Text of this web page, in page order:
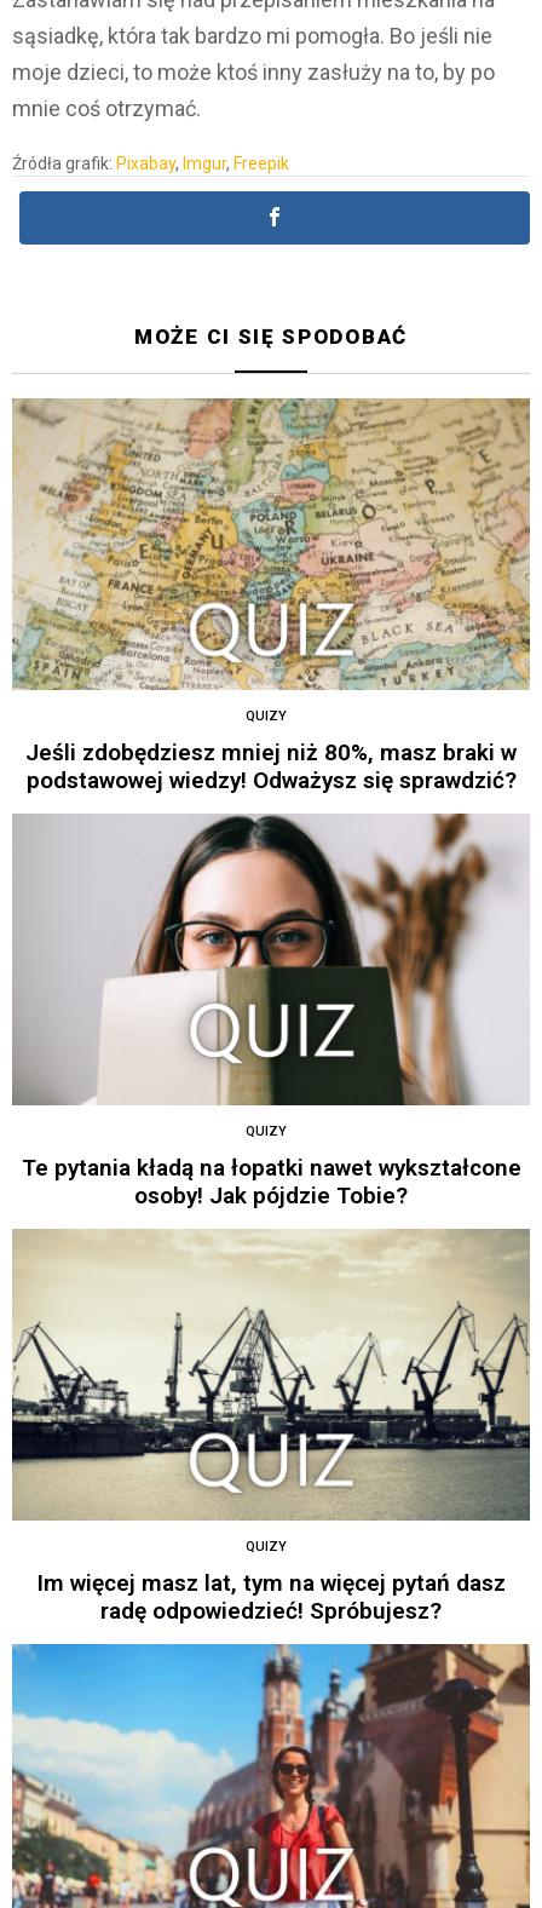
sąsiadkę, która tak bardzo mi pomogła. Bo jeśli nie
moje dzieci, to może ktoś inny zasłuży na to, by po
mnie coś otrzymać.
Źródła grafik: Pixabay, Imgur, Freepik
MOŻE CI SIĘ SPODOBAĆ
QUIZY
Jeśli zdobędziesz mniej niż 80%, masz braki w
podstawowej wiedzy! Odważysz się sprawdzić?
QUIZY
Te pytania kładą na łopatki nawet wykształcone
osoby! Jak pójdzie Tobie?
QUIZY
Im więcej masz lat, tym na więcej pytań dasz
radę odpowiedzieć! Spróbujesz?